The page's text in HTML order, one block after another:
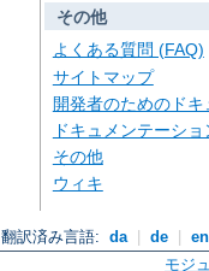
その他
よくある質問 (FAQ)
サイトマップ
開発者のためのドキ
ドキュメンテーシ
その他
ウィキ
翻訳済み言語: da de en
モジ